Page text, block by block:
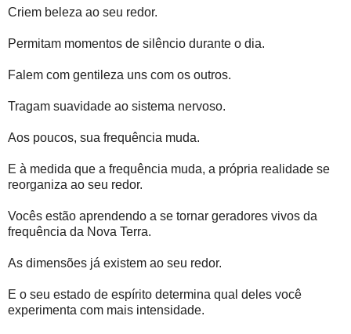
Criem beleza ao seu redor.
Permitam momentos de silêncio durante o dia.
Falem com gentileza uns com os outros.
Tragam suavidade ao sistema nervoso.
Aos poucos, sua frequência muda.
E à medida que a frequência muda, a própria realidade se
reorganiza ao seu redor.
Vocês estão aprendendo a se tornar geradores vivos da
frequência da Nova Terra.
As dimensões já existem ao seu redor.
E o seu estado de espírito determina qual deles você
experimenta com mais intensidade.